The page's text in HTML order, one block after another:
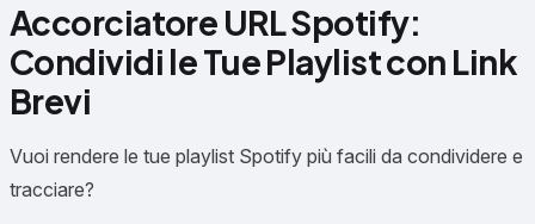
Accorciatore URL Spotify:
Condividi le Tue Playlist con Link
Brevi
Vuoi rendere le tue playlist Spotify più facili da condividere e
tracciare?